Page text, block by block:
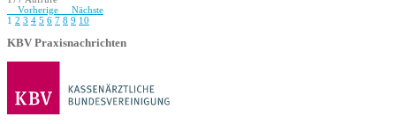
Vorherige
Nächste
1 2 3 4 5 6 7 8 9 10
KBV Praxisnachrichten